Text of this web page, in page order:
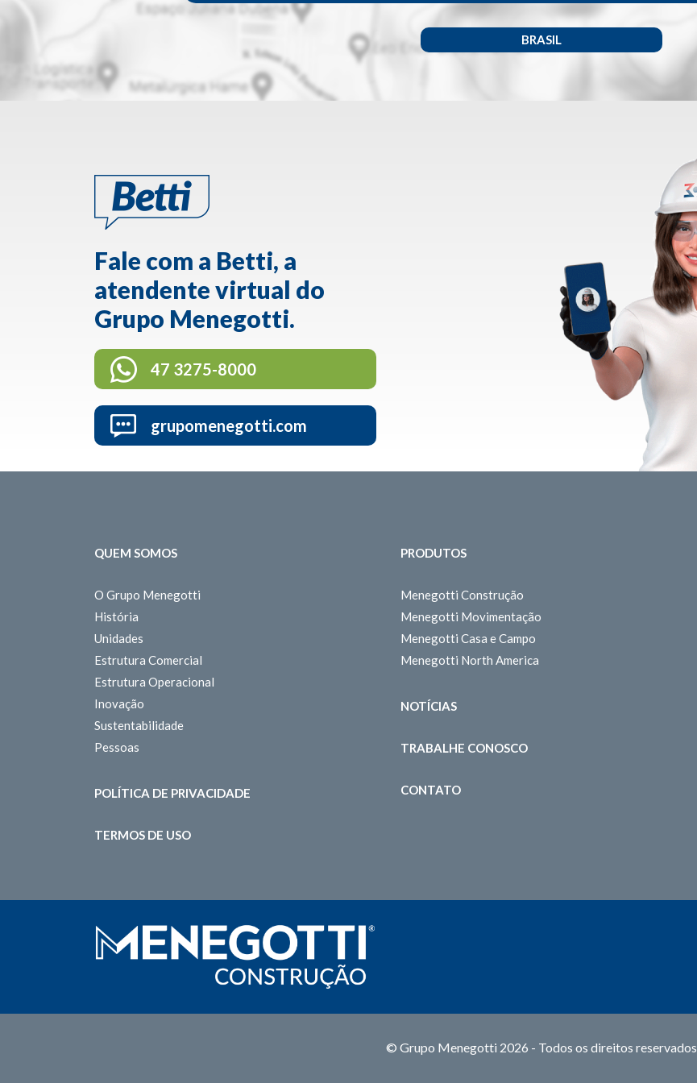
BRASIL
Fale com a Betti, a
atendente virtual do
Grupo Menegotti.
47 3275-8000
grupomenegotti.com
QUEM SOMOS
O Grupo Menegotti
História
Unidades
Estrutura Comercial
Estrutura Operacional
Inovação
Sustentabilidade
Pessoas
POLÍTICA DE PRIVACIDADE
TERMOS DE USO
PRODUTOS
Menegotti Construção
Menegotti Movimentação
Menegotti Casa e Campo
Menegotti North America
NOTÍCIAS
TRABALHE CONOSCO
CONTATO
© Grupo Menegotti 2026 - Todos os direitos reservados